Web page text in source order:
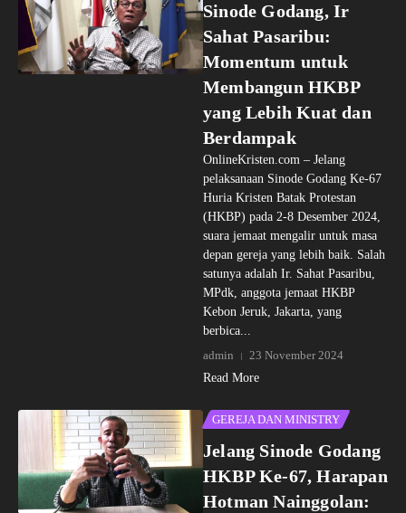
Sinode Godang, Ir
Sahat Pasaribu:
Momentum untuk
Membangun HKBP
yang Lebih Kuat dan
Berdampak
OnlineKristen.com – Jelang
pelaksanaan Sinode Godang Ke-67
Huria Kristen Batak Protestan
(HKBP) pada 2-8 Desember 2024,
suara jemaat mengalir untuk masa
depan gereja yang lebih baik. Salah
satunya adalah Ir. Sahat Pasaribu,
MPdk, anggota jemaat HKBP
Kebon Jeruk, Jakarta, yang
berbica...
admin
23 November 2024
Read More
GEREJA DAN MINISTRY
Jelang Sinode Godang
HKBP Ke-67, Harapan
Hotman Nainggolan: